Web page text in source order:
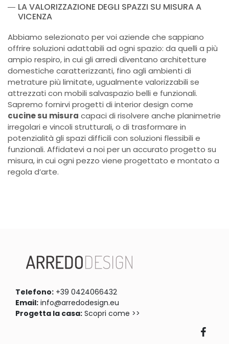
LA VALORIZZAZIONE DEGLI SPAZZI SU MISURA A
VICENZA
Abbiamo selezionato per voi aziende che sappiano
offrire soluzioni adattabili ad ogni spazio: da quelli a più
ampio respiro, in cui gli arredi diventano architetture
domestiche caratterizzanti, fino agli ambienti di
metrature più limitate, ugualmente valorizzabili se
attrezzati con mobili salvaspazio belli e funzionali.
Sapremo fornirvi progetti di interior design come
cucine su misura capaci di risolvere anche planimetrie
irregolari e vincoli strutturali, o di trasformare in
potenzialità gli spazi difficili con soluzioni flessibili e
funzionali. Affidatevi a noi per un accurato progetto su
misura, in cui ogni pezzo viene progettato e montato a
regola d’arte.
Telefono: +39 0424066432
Email: info@arredodesign.eu
Progetta la casa: Scopri come >>